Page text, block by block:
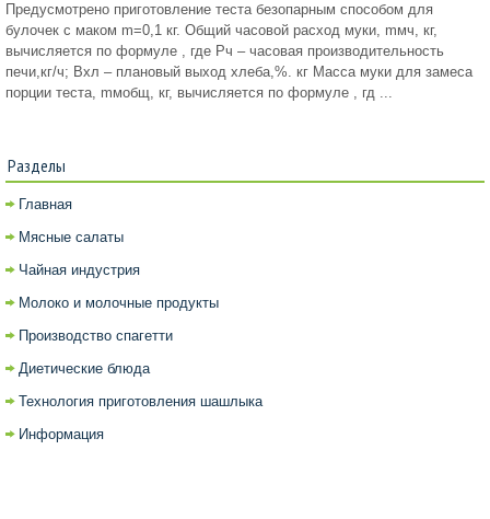
Предусмотрено приготовление теста безопарным способом для
булочек с маком m=0,1 кг. Общий часовой расход муки, mмч, кг,
вычисляется по формуле , где Рч – часовая производительность
печи,кг/ч; Вхл – плановый выход хлеба,%. кг Масса муки для замеса
порции теста, mмобщ, кг, вычисляется по формуле , гд ...
Разделы
Главная
Мясные салаты
Чайная индустрия
Молоко и молочные продукты
Производство спагетти
Диетические блюда
Технология приготовления шашлыка
Информация